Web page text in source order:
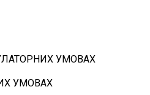
УМОВАХ
УМОВАХ